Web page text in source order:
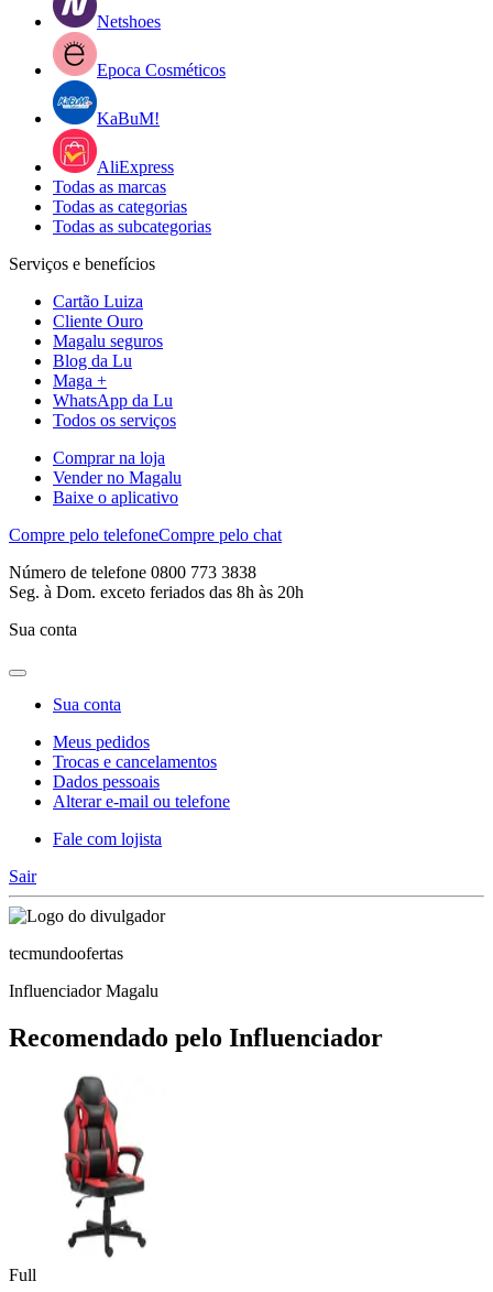
Netshoes
Epoca Cosméticos
KaBuM!
AliExpress
Todas as marcas
Todas as categorias
Todas as subcategorias
Serviços e benefícios
Cartão Luiza
Cliente Ouro
Magalu seguros
Blog da Lu
Maga +
WhatsApp da Lu
Todos os serviços
Comprar na loja
Vender no Magalu
Baixe o aplicativo
Compre pelo telefoneCompre pelo chat
Número de telefone 0800 773 3838
Seg. à Dom. exceto feriados das 8h às 20h
Sua conta
Sua conta
Meus pedidos
Trocas e cancelamentos
Dados pessoais
Alterar e-mail ou telefone
Fale com lojista
Sair
tecmundoofertas
Influenciador Magalu
Recomendado pelo Influenciador
Full